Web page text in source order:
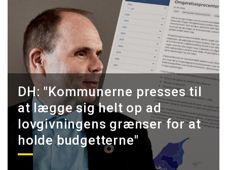
DH: "Kommunerne presses til
at lægge sig helt op ad
lovgivningens grænser for at
holde budgetterne"